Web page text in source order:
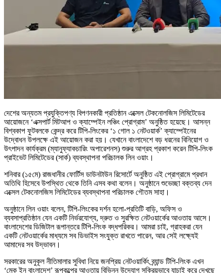
দেশের অন্যতম প্রযুক্তিপণ্য বিপণনকারী প্রতিষ্ঠান এক্সেল টেকনোলজিস লিমিটেডের
আয়োজনে ‘এক্সপার্ট মিটআপ ও ক্যাম্পেইন লঞ্চিং প্রোগ্রাম’ অনুষ্ঠিত হয়েছে। আসন্ন
বিশ্বকাপ ফুটবলকে কেন্দ্র করে টিপি-লিংকের ‘১ গোল ১ নেটওয়ার্ক’ ক্যাম্পেইনের
উদ্বোধন উপলক্ষে এই আয়োজন করা হয়। যেখানে বাংলাদেশে বড় ধরনের বিনিয়োগ ও
উৎপাদন কার্যক্রম (ম্যানুফ্যাকচারিং অপারেশনস) শুরুর আগ্রহ প্রকাশ করেন টিপি-লিংক
প্রাইভেট লিমিটেডের (সার্ক) ব্যবস্থাপনা পরিচালক লিন ওয়াং।
শনিবার (১৫মে) রাজধানীর ফোর্টিস ডাউনটাউন রিসোর্টে অনুষ্ঠিত এই প্রোগ্রামে প্রধান
অতিথি হিসেবে উপস্থিত থেকে তিনি এসব কথা বলেন। অনুষ্ঠানে শুভেচ্ছা বক্তব্য দেন
এক্সেল টেকনোলজিস লিমিটেডের ব্যবস্থাপনা পরিচালক গৌতম সাহা।
অনুষ্ঠানে লিন ওয়াং বলেন, টিপি-লিংকের দর্শন হলো-প্রতিটি বাড়ি, অফিস ও
ব্যবসাপ্রতিষ্ঠান যেন একটি নির্ভরযোগ্য, দ্রুত ও সুরক্ষিত নেটওয়ার্কের আওতায় আসে।
বাংলাদেশের ডিজিটাল রূপান্তরে টিপি-লিংক বদ্ধপরিকর। আমরা চাই, গ্রাহকরা যেন
একটি নেটওয়ার্কের মাধ্যমে সব ডিভাইস সংযুক্ত রাখতে পারেন, আর সেই লক্ষ্যেই
আমাদের সব উদ্ভাবন।
সরকারের অনুকূল নীতিমালার সুবিধা নিয়ে জনপ্রিয় নেটওয়ার্কিং ব্র্যান্ড টিপি-লিংক এখন
‘মেক ইন বাংলাদেশ’ রূপকল্পের আওতায় বিভিন্ন উদ্যোগ সক্রিয়ভাবে যাচাই করে দেখছে